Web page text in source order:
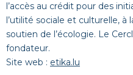
l’accès au crédit pour des
l’utilité sociale et culturelle,
soutien de l’écologie. Le
fondateur.
Site web : etika.lu